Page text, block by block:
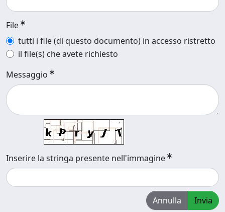
File
tutti i file (di questo documento) in accesso ristretto
il file(s) che avete richiesto
Messaggio
Inserire la stringa presente nell'immagine
Annulla Invia